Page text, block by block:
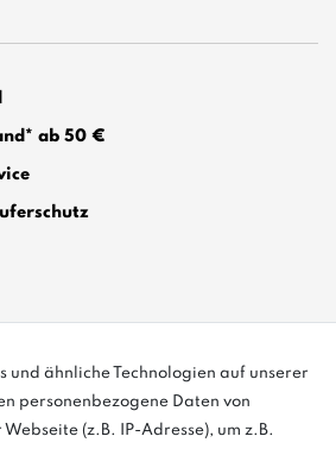
ab 50 €
und ähnliche Technologien auf unserer
personenbezogene Daten von
(z.B. IP-Adresse), um z.B.